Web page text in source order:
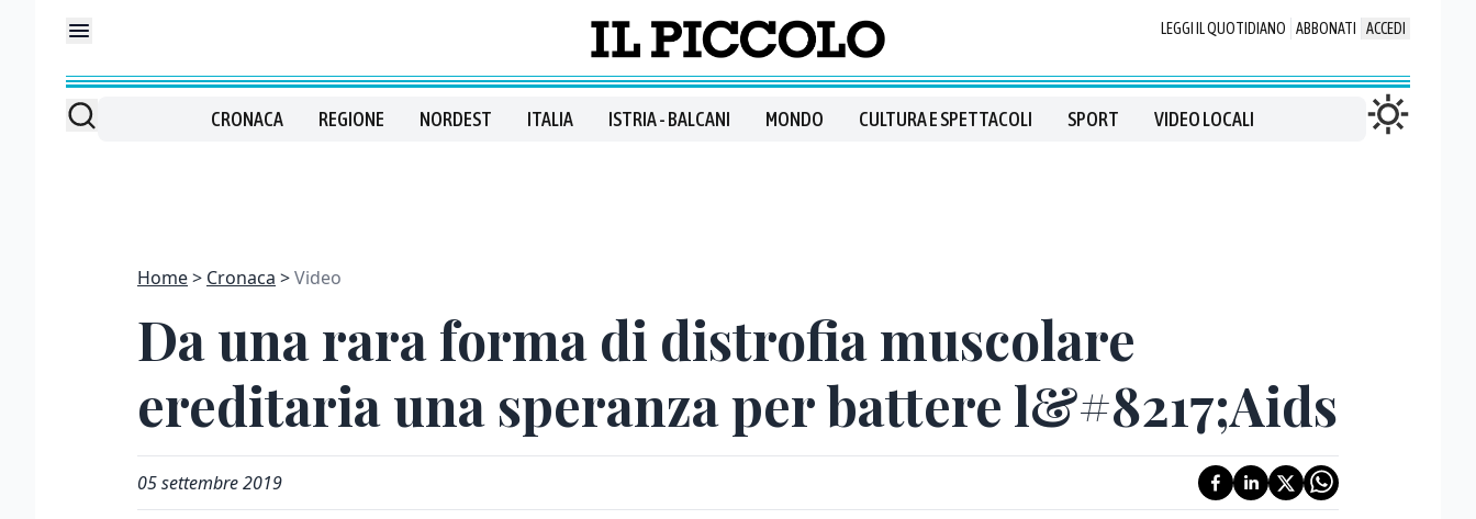
LEGGI IL QUOTIDIANO ABBONATI ACCEDI
CRONACA REGIONE NORDEST ITALIA ISTRIA - BALCANI MONDO CULTURA E SPETTACOLI SPORT VIDEO LOCALI
Home Cronaca Video
Da una rara forma di distrofia muscolare
ereditaria una speranza per battere l&#8217;Aids
05 settembre 2019